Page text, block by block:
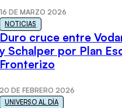
16 DE MARZO 2026
NOTICIAS
Duro cruce entre
y Schalper por Plan
Fronterizo
20 DE FEBRERO 2026
UNIVERSO AL DÍA